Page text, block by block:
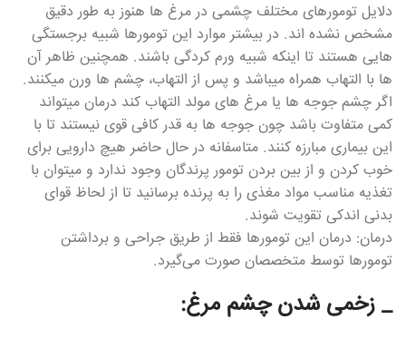
دلایل تومورهای مختلف چشمی در مرغ ها هنوز به طور دقیق
مشخص نشده اند. در بیشتر موارد این تومورها شبیه برجستگی
هایی هستند تا اینکه شبیه ورم کردگی باشند. همچنین ظاهر آن
ها با التهاب همراه میباشد و پس از التهاب، چشم ها ورن میکنند.
اگر چشم جوجه ها یا مرغ های مولد التهاب کند درمان میتواند
کمی متفاوت باشد چون جوجه ها به قدر کافی قوی نیستند تا با
این بیماری مبارزه کنند. متاسفانه در حال حاضر هیچ دارویی برای
خوب کردن و از بین بردن تومور پرندگان وجود ندارد و میتوان با
تغذیه مناسب مواد مغذی را به پرنده برسانید تا از لحاظ قوای
بدنی اندکی تقویت شوند.
درمان: درمان این تومورها فقط از طریق جراحی و برداشتن
تومورها توسط متخصصان صورت می‌گیرد.
_ زخمی شدن چشم مرغ: